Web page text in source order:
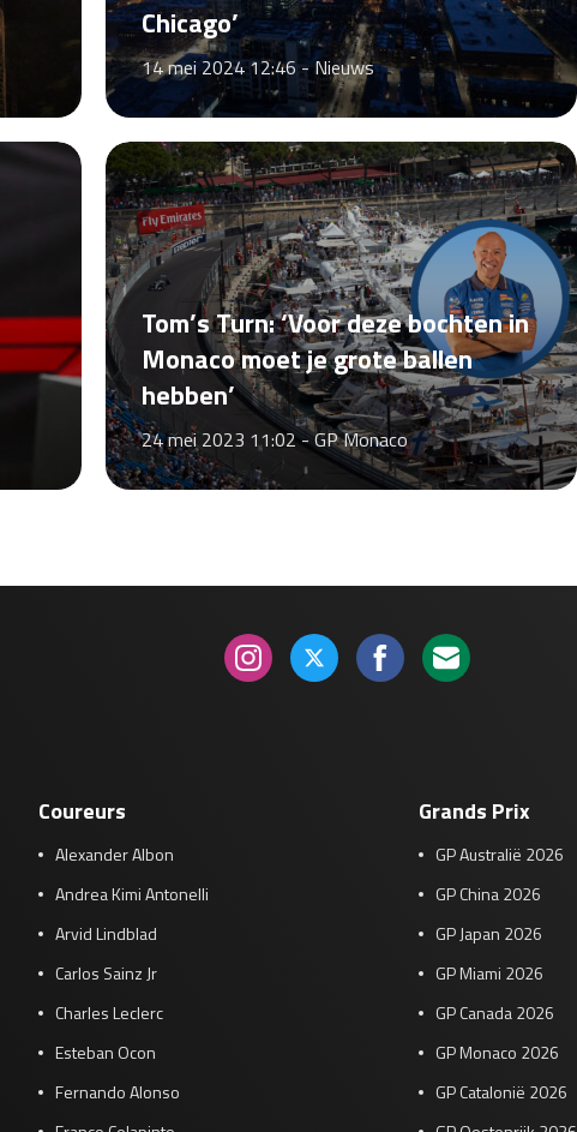
Chicago’
14 mei 2024 12:46 -Nieuws
Tom’s Turn: ‘Voor deze bochten in
Monaco moet je grote ballen
hebben’
24 mei 2023 11:02 -GP Monaco
Coureurs
Alexander Albon
Andrea Kimi Antonelli
Arvid Lindblad
Carlos Sainz Jr
Charles Leclerc
Esteban Ocon
Fernando Alonso
Grands Prix
GP Australië 2026
GP China 2026
GP Japan 2026
GP Miami 2026
GP Canada 2026
GP Monaco 2026
GP Catalonië 2026